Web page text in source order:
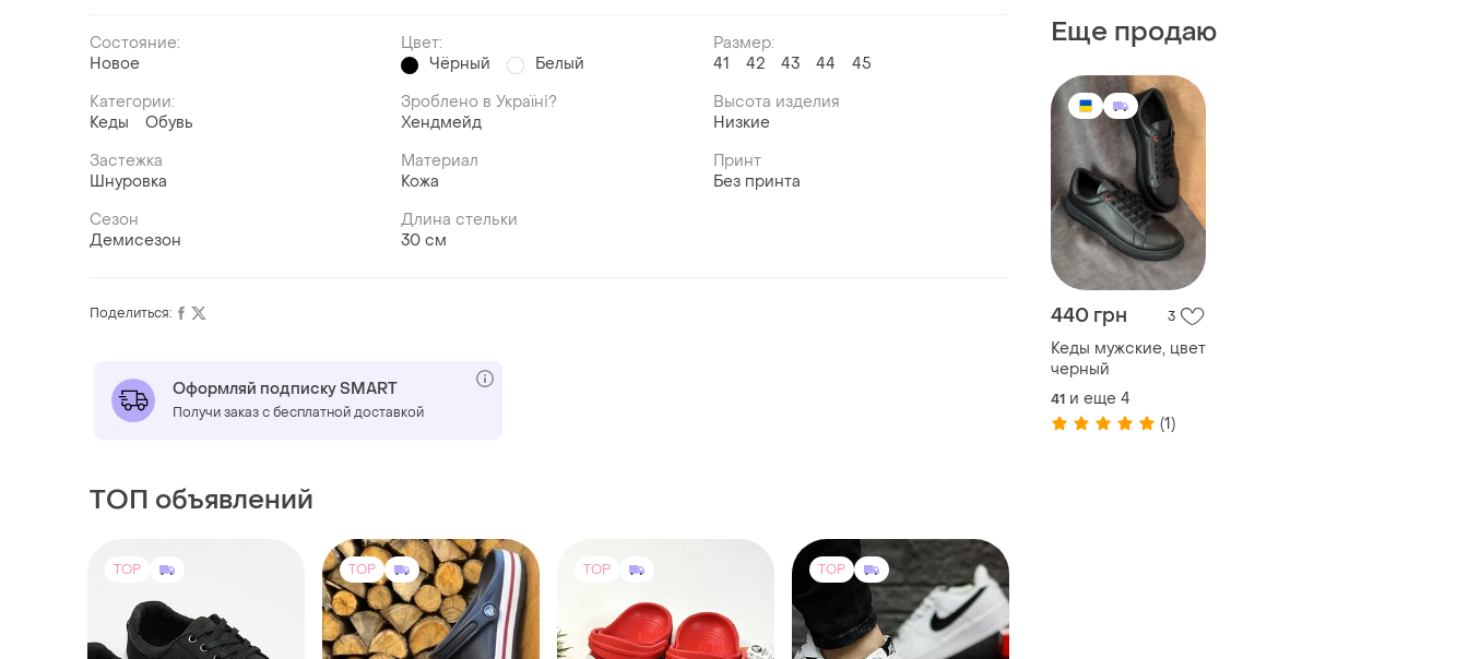
Состояние:
Новое
Цвет:
Чёрный
Белый
Размер:
41
42 43 44
45
Категории:
Кеды
Обувь
Зроблено в Україні?
Хендмейд
Высота изделия
Низкие
Застежка
Шнуровка
Материал
Кожа
Принт
Без принта
Сезон
Демисезон
Длина стельки
30 см
Еще продаю
440 грн 3
Кеды мужские, цвет
черный
41 и еще 4
(1)
Поделиться:
Оформляй подписку SMART
Получи заказ с бесплатной доставкой
ТОП объявлений
TOP TOP TOP TOP